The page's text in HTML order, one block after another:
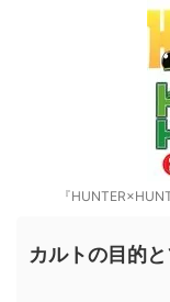
『
カルトの目的